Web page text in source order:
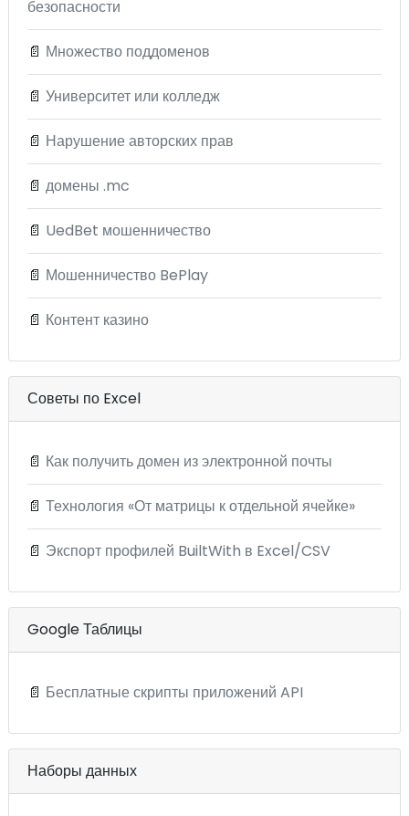
безопасности
📄 Множество поддоменов
📄 Университет или колледж
📄 Нарушение авторских прав
📄 домены .mc
📄 UedBet мошенничество
📄 Мошенничество BePlay
📄 Контент казино
Советы по Excel
📄 Как получить домен из электронной почты
📄 Технология «От матрицы к отдельной ячейке»
📄 Экспорт профилей BuiltWith в Excel/CSV
Google Таблицы
📄 Бесплатные скрипты приложений API
Наборы данных